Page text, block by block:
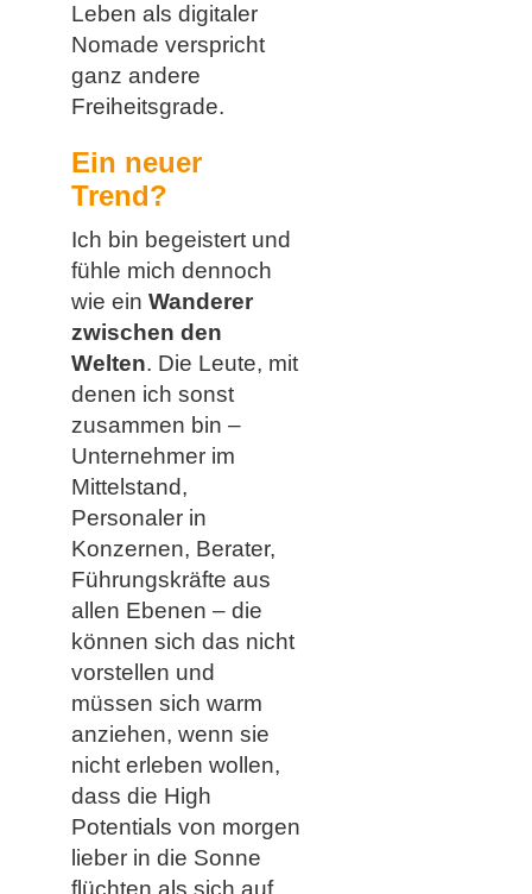
Leben als digitaler
Nomade verspricht
ganz andere
Freiheitsgrade.
Ein neuer
Trend?
Ich bin begeistert und
fühle mich dennoch
wie ein Wanderer
zwischen den
Welten. Die Leute, mit
denen ich sonst
zusammen bin –
Unternehmer im
Mittelstand,
Personaler in
Konzernen, Berater,
Führungskräfte aus
allen Ebenen – die
können sich das nicht
vorstellen und
müssen sich warm
anziehen, wenn sie
nicht erleben wollen,
dass die High
Potentials von morgen
lieber in die Sonne
flüchten als sich auf